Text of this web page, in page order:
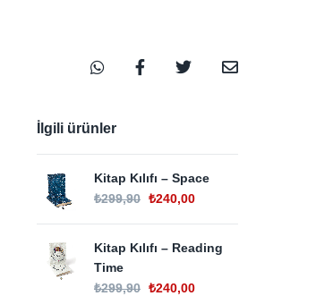
İlgili ürünler
Kitap Kılıfı – Space
₺299,90 ₺240,00
Kitap Kılıfı – Reading
Time
₺299,90 ₺240,00